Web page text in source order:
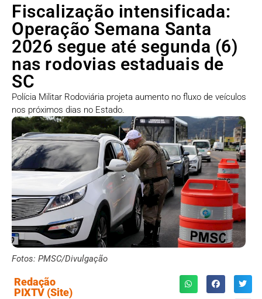
Fiscalização intensificada:
Operação Semana Santa
2026 segue até segunda (6)
nas rodovias estaduais de
SC
Polícia Militar Rodoviária projeta aumento no fluxo de veículos
nos próximos dias no Estado.
Fotos: PMSC/Divulgação
Redação
PIXTV (Site)